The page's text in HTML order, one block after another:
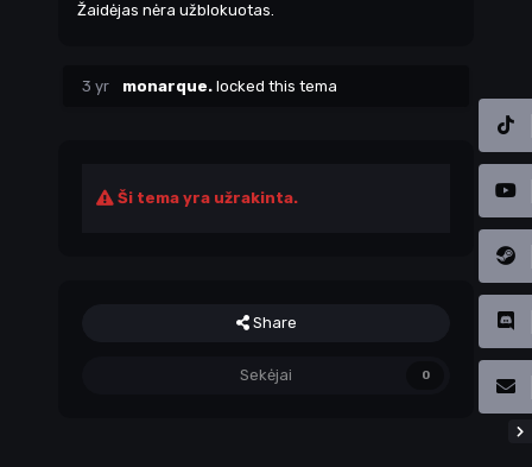
Žaidėjas nėra užblokuotas.
3 yr monarque. locked this tema
Ši tema yra užrakinta.
Share
Sekėjai 0